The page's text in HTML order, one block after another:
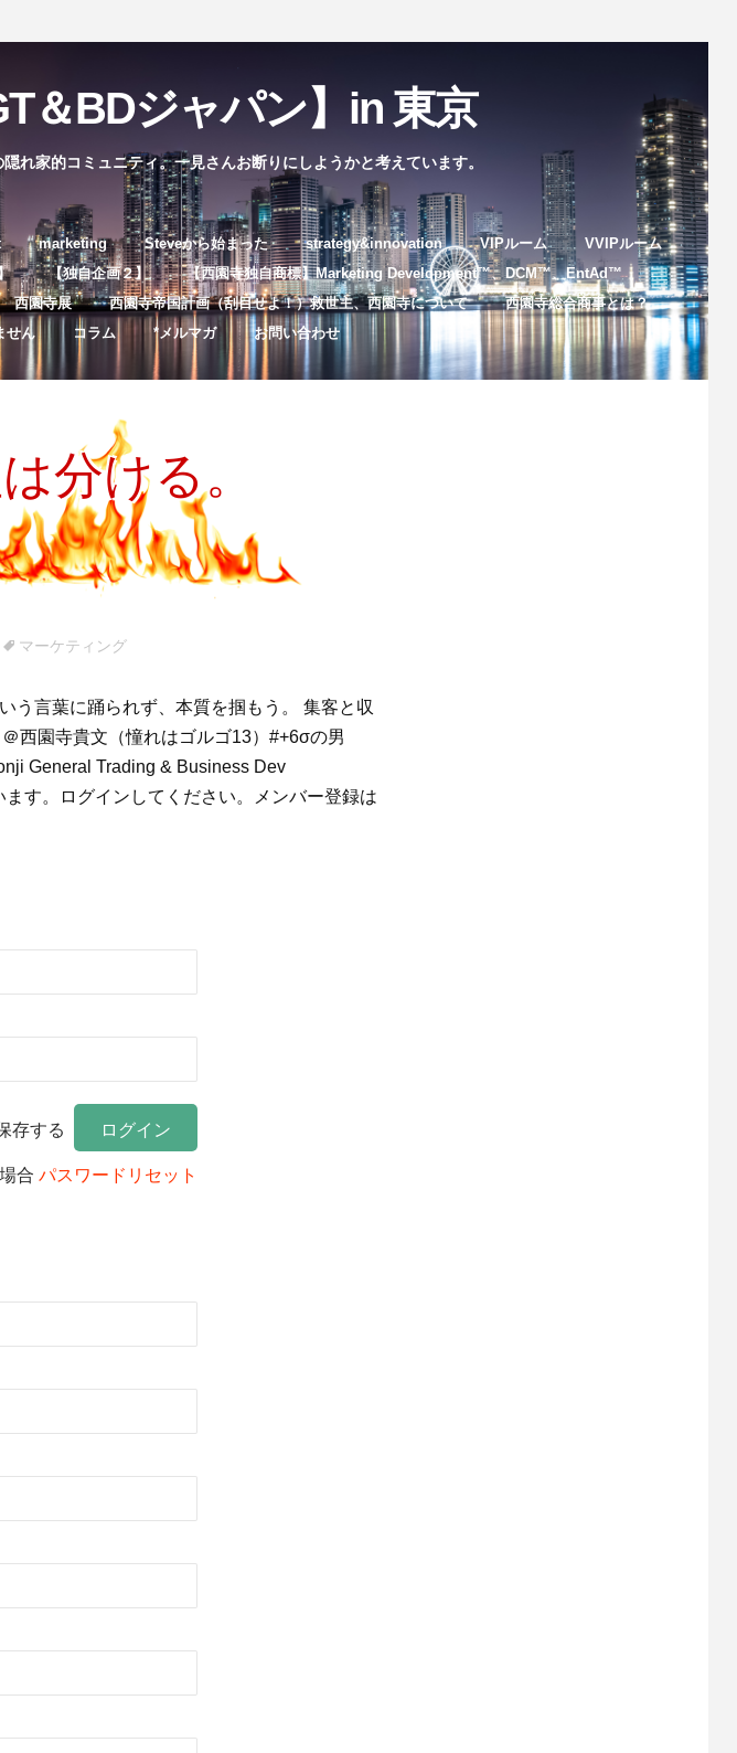
＆BDジャパン】in 東京
れ家的コミュニティ。一見さんお断りにしようかと考えています。
コ
ン
テ
ン
ッ
marketing Steveから始まった strategy&innovation VIPルーム
VVIPルーム
【独自企画２】
【西園寺独自商標】Marketing Development™️、DCM™️、EntAd™️
西園寺展 西園寺帝国計画（刮目せよ！）救世主、西園寺について
西園寺総合商事とは？
せん コラム *メルマガ お問い合わせ
分ける。
マーケティング
う言葉に踊られず、本質を掴もう。 集客と収
西園寺貴文（憧れはゴルゴ13）#+6σの男
General Trading & Business Dev
す。ログインしてください。メンバー登録は
存する
合 パスワードリセット